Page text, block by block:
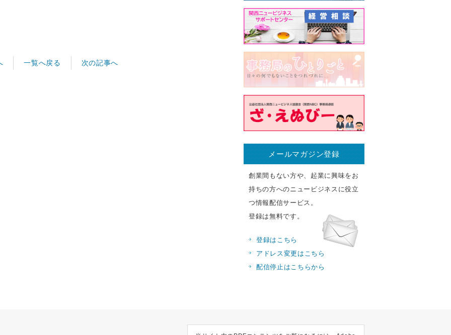
一覧へ戻る 次の記事へ
メールマガジン登録
創業間もない方や、起業に興味をお
持ちの方へのニュービジネスに役立
つ情報配信サービス。
登録は無料です。
登録はこちら
アドレス変更はこちら
配信停止はこちらから